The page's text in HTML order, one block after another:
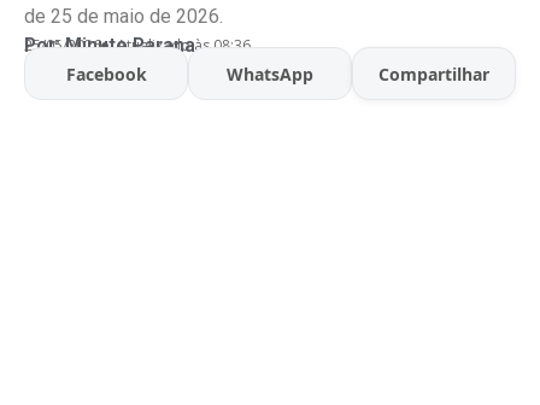
de 25 de maio de 2026.
Por:Minuto Parana
25/05/2026 Atualizado às 08:36
Facebook WhatsApp Compartilhar